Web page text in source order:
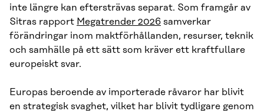
inte längre kan eftersträvas separat. Som framgår av
Sitras rapport Megatrender 2026 samverkar
förändringar inom maktförhållanden, resurser, teknik
och samhälle på ett sätt som kräver ett kraftfullare
europeiskt svar.
Europas beroende av importerade råvaror har blivit
en strategisk svaghet, vilket har blivit tydligare genom